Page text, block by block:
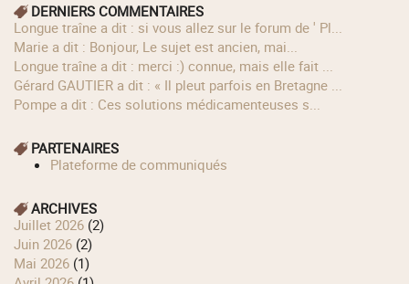
DERNIERS COMMENTAIRES
longue traîne a dit : si vous allez sur le forum de ' Pl...
Marie a dit : Bonjour, Le sujet est ancien, mai...
longue traîne a dit : merci :) connue, mais elle fait ...
Gérard GAUTIER a dit : « Il pleut parfois en Bretagne ...
Pompe a dit : Ces solutions médicamenteuses s...
PARTENAIRES
Plateforme de communiqués
ARCHIVES
juillet 2026 (2)
juin 2026 (2)
mai 2026 (1)